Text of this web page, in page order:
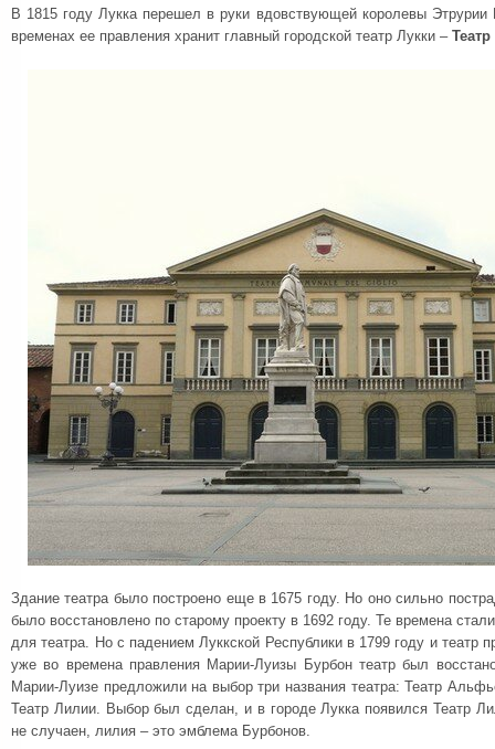
В 1815 году Лукка перешел в руки вдовствующей королевы
временах ее правления хранит главный городской театр Лукки –
Здание театра было построено еще в 1675 году. Но оно сильно
было восстановлено по старому проекту в 1692 году. Те времена
для театра. Но с падением Луккской Республики в 1799 году и театр
уже во времена правления Марии-Луизы Бурбон театр был
Марии-Луизе предложили на выбор три названия театра: Театр
Театр Лилии. Выбор был сделан, и в городе Лукка появился Театр
не случаен, лилия – это эмблема Бурбонов.